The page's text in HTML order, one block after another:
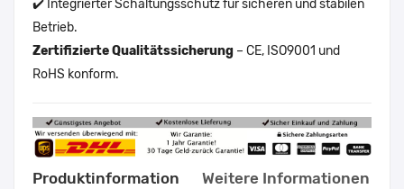
✔️ Integrierter Schaltungsschutz für sicheren und stabilen
Betrieb.
Zertifizierte Qualitätssicherung – CE, ISO9001 und
RoHS konform.
Produktinformation Weitere Informationen